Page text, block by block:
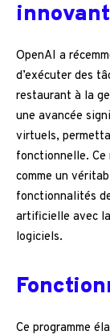
innovant
OpenAI a
d’exécuter des
restaurant à la
une avancée
virtuels,
fonctionnelle.
comme un
fonctionnalités
artificielle avec
logiciels.
Ce programme